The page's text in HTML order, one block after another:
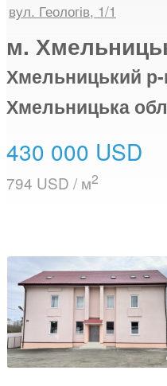
вул. Геологів, 1/1
м.
Хмельницький р-
Хмельницька
430 000 USD
794 USD / м2